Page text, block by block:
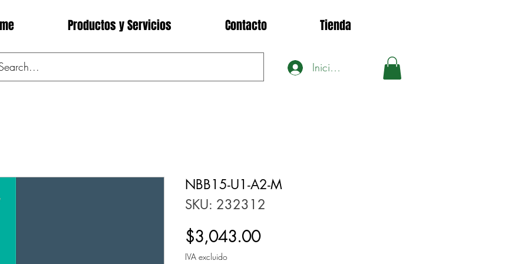
Productos y Servicios Contacto Tienda
Iniciar sesión
NBB15-U1-A2-M
SKU: 232312
$3,043.00Precio
IVA excluido